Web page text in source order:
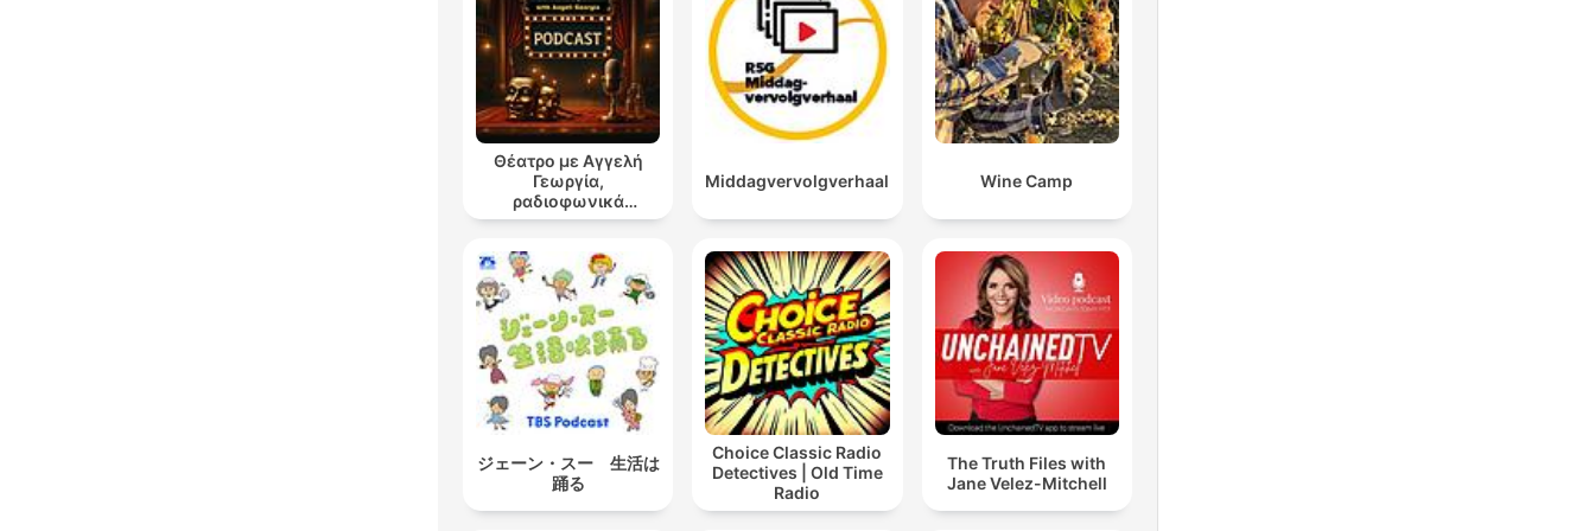
Θέατρο με Αγγελή
Γεωργία,
ραδιοφωνικά
θεατρικά έργα
Middagvervolgverhaal Wine Camp
ジェーン・スー 生活は
踊る
Choice Classic Radio
Detectives | Old Time
Radio
The Truth Files with
Jane Velez-Mitchell